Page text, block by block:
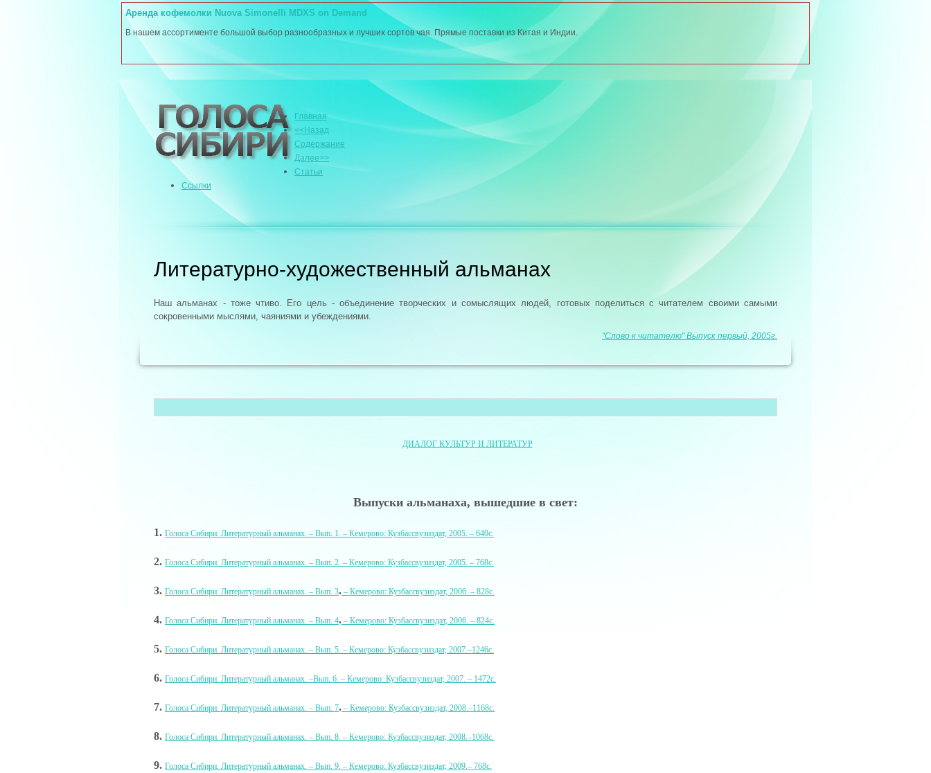
Аренда кофемолки Nuova Simonelli MDXS on Demand
В нашем ассортименте большой выбор разнообразных и лучших сортов чая. Прямые поставки из Китая и Индии.
Главная
<<Назад
Содержание
Далее>>
Статьи
Ссылки
Литературно-художественный альманах
Наш альманах - тоже чтиво. Его цель - объединение творческих и сомыслящих людей, готовых поделиться с читателем своими самыми
сокровенными мыслями, чаяниями и убеждениями.
"Слово к читателю" Выпуск первый, 2005г.
ДИАЛОГ КУЛЬТУР И ЛИТЕРАТУР
Выпуски альманаха, вышедшие в свет:
1. Голоса Сибири. Литературный альманах. – Вып. 1. – Кемерово: Кузбассвузиздат, 2005. – 640с.
2. Голоса Сибири. Литературный альманах. – Вып. 2. – Кемерово: Кузбассвузиздат, 2005. – 768с.
3. Голоса Сибири. Литературный альманах. – Вып. 3. – Кемерово: Кузбассвузиздат, 2006. – 828с.
4. Голоса Сибири. Литературный альманах. – Вып. 4. – Кемерово: Кузбассвузиздат, 2006. – 824с.
5. Голоса Сибири. Литературный альманах. – Вып. 5. – Кемерово: Кузбассвузиздат, 2007.–1246с.
6. Голоса Сибири. Литературный альманах. –Вып. 6. – Кемерово: Кузбассвузиздат, 2007. – 1472с.
7. Голоса Сибири. Литературный альманах. – Вып. 7. – Кемерово: Кузбассвузиздат, 2008.–1168с.
8. Голоса Сибири. Литературный альманах. – Вып. 8. – Кемерово: Кузбассвузиздат, 2008.–1068с.
9. Голоса Сибири. Литературный альманах. – Вып. 9. – Кемерово: Кузбассвузиздат, 2009.– 768с.